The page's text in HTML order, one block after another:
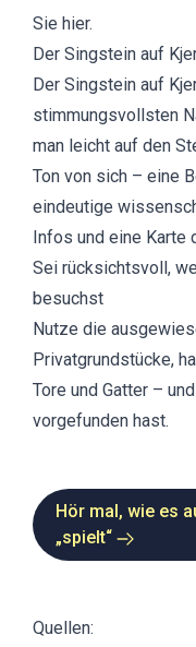
Sie hier.
Der Singstein auf
Der Singstein auf
stimmungsvollsten
man leicht auf den
Ton von sich – eine
eindeutige
Infos und eine Karte
Sei rücksichtsvoll,
besuchst
Nutze die
Privatgrundstücke,
Tore und Gatter –
vorgefunden hast.
Hör mal, wie es
„spielt“
Quellen: